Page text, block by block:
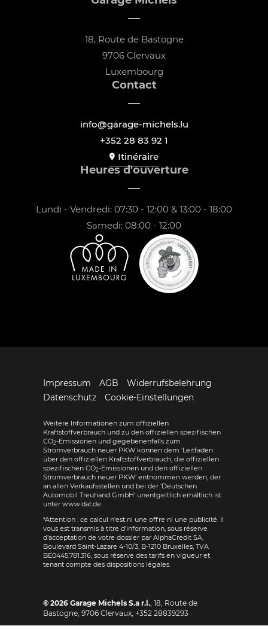
18, Route de Bastogne
9706 Clervaux
Luxembourg
Contact
info@garage-michels.lu
+352 28 83 92 1
Itinéraire
Heures d'ouverture
Lundi - Vendredi: 07:30 - 12:00 & 13:00 - 18:00
Samedi: 08:00 - 12:00
Impressum AGB
Widerrufsbelehrung
Datenschutz
Cookie-Einstellungen
Weitere Informationen zum offiziellen
Kraftstoffverbrauch und zu den offiziellen spezifischen
CO2-Emissionen und gegebenenfalls zum
Stromverbrauch neuer PKW können dem 'Leitfaden
über den offiziellen Kraftstoffverbrauch, die offiziellen
spezifischen CO2-Emissionen und den offiziellen
Stromverbrauch neuer PKW' entnommen werden, der
an allen Verkaufsstellen und bei der 'Deutschen
Automobil Treuhand GmbH' unentgeltlich erhältlich ist
unter www.dat.de.
*Attention : ce calcul n'est ni une offre ni une publicité. Il
vous est transmis à titre d'information, sous réserve
d'acceptation de votre dossier par AlphaCredit SA,
Boulevard Saint-Lazare 4-10/3, B-1210 Bruxelles, TVA
BE0445.781.316, sous réserve des tarifs en vigueur et
tenant compte des dispositions légales.
© 2026 Garage Michels S.a r.l., 18, Route de
Bastogne, 9706 Clervaux, +352 28839293